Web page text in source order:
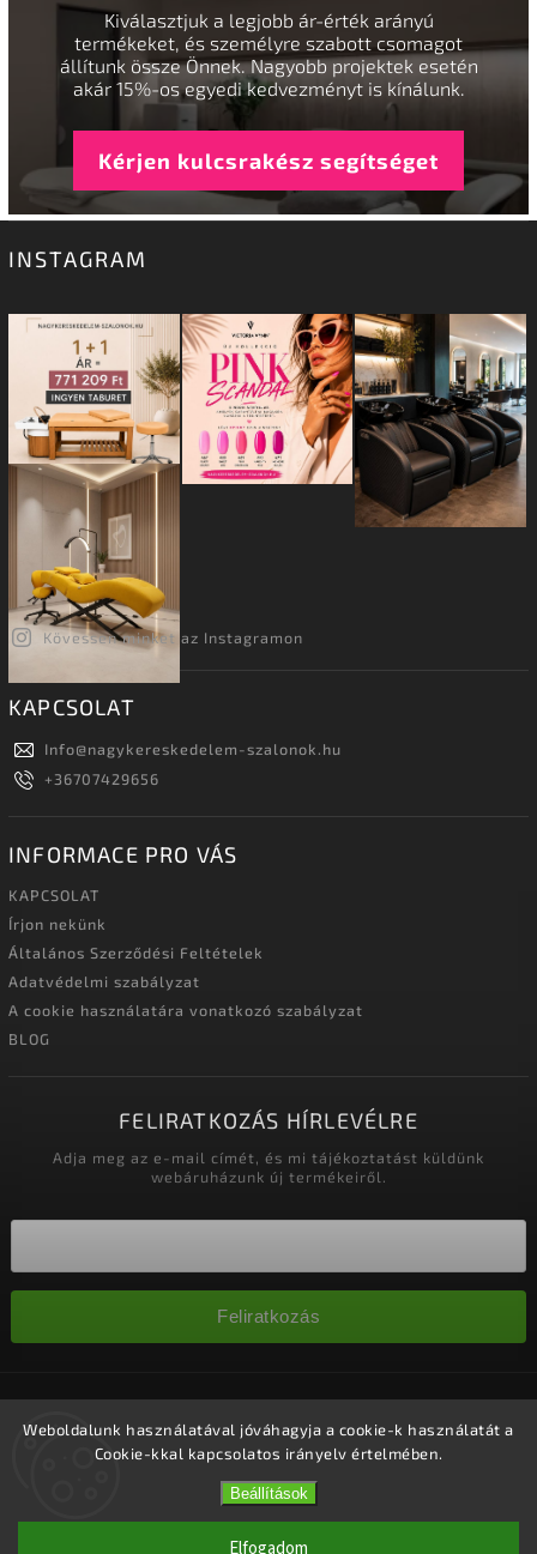
Weboldalunk használatával jóváhagyja a cookie-k használatát a
Cookie-kkal kapcsolatos irányelv értelmében.
Beállítások
Elfogadom
Kiválasztjuk a legjobb ár-érték arányú
termékeket, és személyre szabott csomagot
állítunk össze Önnek. Nagyobb projektek esetén
akár 15%-os egyedi kedvezményt is kínálunk.
Kérjen kulcsrakész segítséget
INSTAGRAM
Kövessen minket az Instagramon
KAPCSOLAT
Info@nagykereskedelem-szalonok.hu
+36707429656
INFORMACE PRO VÁS
KAPCSOLAT
Írjon nekünk
Általános Szerződési Feltételek
Adatvédelmi szabályzat
A cookie használatára vonatkozó szabályzat
BLOG
FELIRATKOZÁS HÍRLEVÉLRE
Adja meg az e-mail címét, és mi tájékoztatást küldünk
webáruházunk új termékeiről.
Feliratkozás
fenntartva.
Süti beállítások szerkesztése
Shoptet| Design